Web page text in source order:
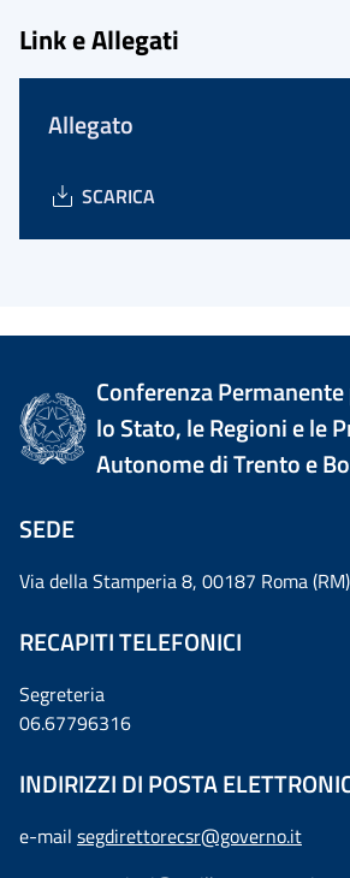
Link e Allegati
Allegato
SCARICA
Conferenza
lo Stato, le Regioni e le
Autonome di Trento e
SEDE
Via della Stamperia 8, 00187 Roma (RM)
RECAPITI TELEFONICI
Segreteria
06.67796316
INDIRIZZI DI POSTA
e-mail segdirettorecsr@governo.it